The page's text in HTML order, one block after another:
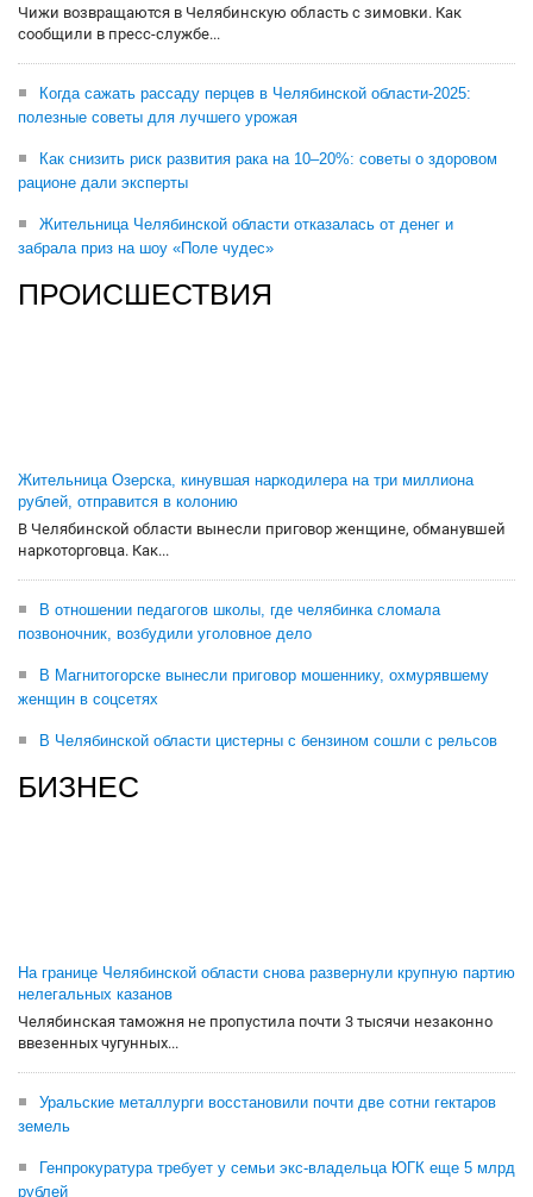
Чижи возвращаются в Челябинскую область с зимовки. Как
сообщили в пресс-службе...
Когда сажать рассаду перцев в Челябинской области-2025:
полезные советы для лучшего урожая
Как снизить риск развития рака на 10–20%: советы о здоровом
рационе дали эксперты
Жительница Челябинской области отказалась от денег и
забрала приз на шоу «Поле чудес»
ПРОИСШЕСТВИЯ
Жительница Озерска, кинувшая наркодилера на три миллиона
рублей, отправится в колонию
В Челябинской области вынесли приговор женщине, обманувшей
наркоторговца. Как...
В отношении педагогов школы, где челябинка сломала
позвоночник, возбудили уголовное дело
В Магнитогорске вынесли приговор мошеннику, охмурявшему
женщин в соцсетях
В Челябинской области цистерны с бензином сошли с рельсов
БИЗНЕС
На границе Челябинской области снова развернули крупную партию
нелегальных казанов
Челябинская таможня не пропустила почти 3 тысячи незаконно
ввезенных чугунных...
Уральские металлурги восстановили почти две сотни гектаров
земель
Генпрокуратура требует у семьи экс-владельца ЮГК еще 5 млрд
рублей